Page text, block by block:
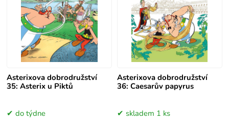
Asterixova dobrodružství
35: Asterix u Piktů
do týdne
Asterixova dobrodružství
36: Caesarův papyrus
skladem 1 ks